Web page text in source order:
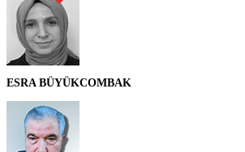
ESRA BÜYÜKCOMBAK